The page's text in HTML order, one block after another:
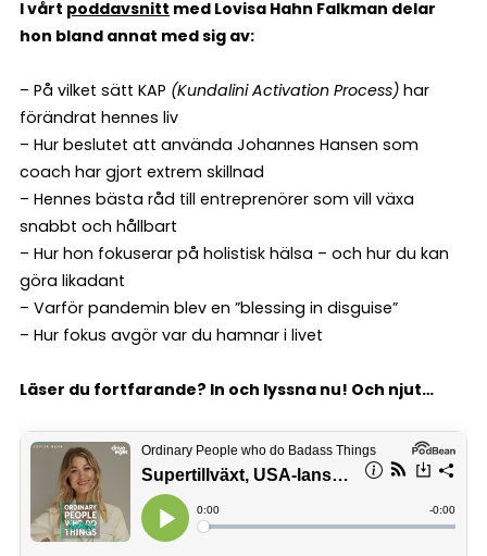
I vårt poddavsnitt med Lovisa Hahn Falkman delar
hon bland annat med sig av:
– På vilket sätt KAP (Kundalini Activation Process) har
förändrat hennes liv
– Hur beslutet att använda Johannes Hansen som
coach har gjort extrem skillnad
– Hennes bästa råd till entreprenörer som vill växa
snabbt och hållbart
– Hur hon fokuserar på holistisk hälsa – och hur du kan
göra likadant
– Varför pandemin blev en ”blessing in disguise”
– Hur fokus avgör var du hamnar i livet
Läser du fortfarande? In och lyssna nu! Och njut…